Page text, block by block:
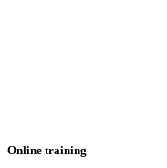
Online training